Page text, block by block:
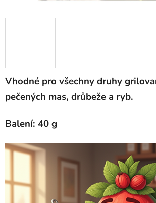
Vhodné pro všechny druhy
pečených mas, drůbeže a ryb.
Balení: 40 g